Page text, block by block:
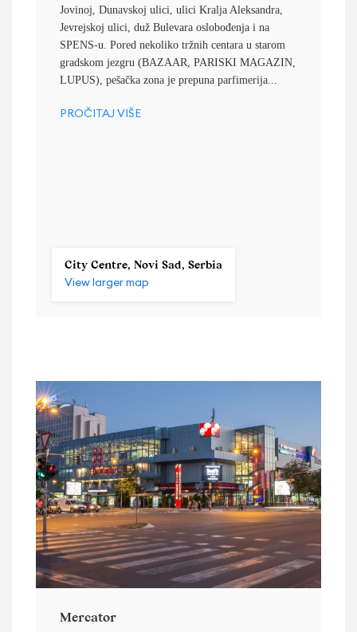
Jovinoj, Dunavskoj ulici, ulici Kralja Aleksandra,
Jevrejskoj ulici, duž Bulevara oslobođenja i na
SPENS-u. Pored nekoliko tržnih centara u starom
gradskom jezgru (BAZAAR, PARISKI MAGAZIN,
LUPUS), pešačka zona je prepuna parfimerija...
PROČITAJ VIŠE
City Centre, Novi Sad, Serbia
View larger map
Mercator